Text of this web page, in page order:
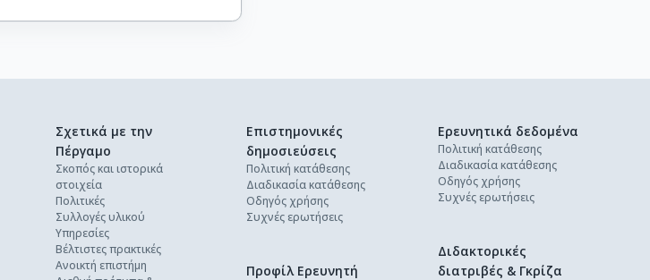
Σχετικά με την
Πέργαμο
Σκοπός και ιστορικά
στοιχεία
Πολιτικές
Συλλογές υλικού
Υπηρεσίες
Βέλτιστες πρακτικές
Ανοικτή επιστήμη
Επιστημονικές
δημοσιεύσεις
Πολιτική κατάθεσης
Διαδικασία κατάθεσης
Οδηγός χρήσης
Συχνές ερωτήσεις
Ερευνητικά δεδομένα
Πολιτική κατάθεσης
Διαδικασία κατάθεσης
Οδηγός χρήσης
Συχνές ερωτήσεις
Διδακτορικές
διατριβές & Γκρίζα
Προφίλ Ερευνητή